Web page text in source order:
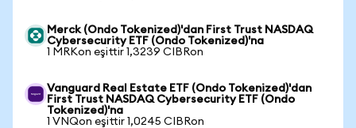
Merck (Ondo Tokenized)'dan First Trust NASDAQ
Cybersecurity ETF (Ondo Tokenized)'na
1 MRKon eşittir 1,3239 CIBRon
Vanguard Real Estate ETF (Ondo Tokenized)'dan
First Trust NASDAQ Cybersecurity ETF (Ondo
Tokenized)'na
1 VNQon eşittir 1,0245 CIBRon